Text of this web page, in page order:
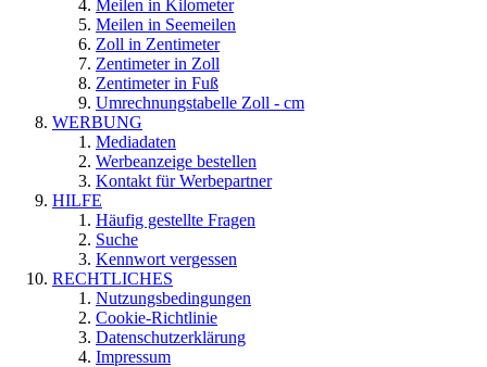
Meilen in Kilometer
Meilen in Seemeilen
Zoll in Zentimeter
Zentimeter in Zoll
Zentimeter in Fuß
Umrechnungstabelle Zoll - cm
WERBUNG
Mediadaten
Werbeanzeige bestellen
Kontakt für Werbepartner
HILFE
Häufig gestellte Fragen
Suche
Kennwort vergessen
RECHTLICHES
Nutzungsbedingungen
Cookie-Richtlinie
Datenschutzerklärung
Impressum